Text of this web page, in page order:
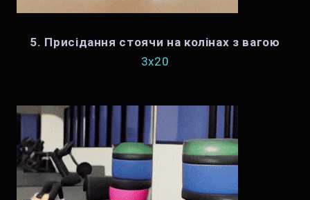
5. Присідання стоячи на колінах з вагою
3x20